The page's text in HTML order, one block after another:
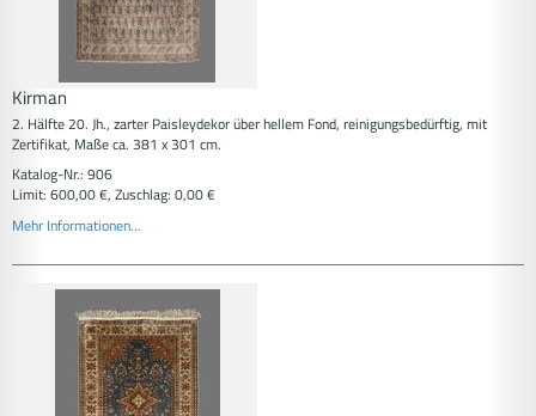
Kirman
2. Hälfte 20. Jh., zarter Paisleydekor über hellem Fond, reinigungsbedürftig, mit
Zertifikat, Maße ca. 381 x 301 cm.
Katalog-Nr.: 906
Limit: 600,00 €, Zuschlag: 0,00 €
Mehr Informationen...